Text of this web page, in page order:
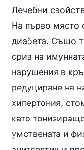
Лечебни
На първо място
диабета. Също
срив на
нарушения в
редуциране на
хипертония,
като
умствената и